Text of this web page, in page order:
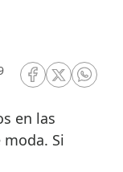
RRSS Facebook
RRSSRRSS
Si